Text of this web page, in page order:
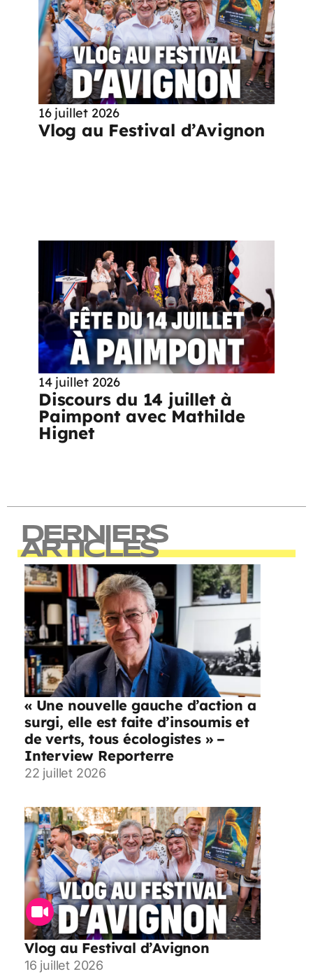
16 juillet 2026
Vlog au Festival d’Avignon
14 juillet 2026
Discours du 14 juillet à
Paimpont avec Mathilde
Hignet
DERNIERS
ARTICLES
« Une nouvelle gauche d’action a
surgi, elle est faite d’insoumis et
de verts, tous écologistes » –
Interview Reporterre
22 juillet 2026
Vlog au Festival d’Avignon
16 juillet 2026